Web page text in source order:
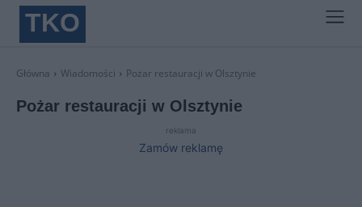
TKO
Główna Wiadomości Pożar restauracji w Olsztynie
Pożar restauracji w Olsztynie
reklama
Zamów reklamę